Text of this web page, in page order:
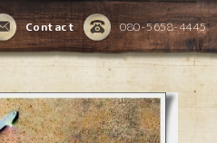
080-5658-4445
Contact